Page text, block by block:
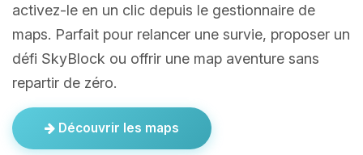
activez-le en un clic depuis le gestionnaire de
maps. Parfait pour relancer une survie, proposer un
défi SkyBlock ou offrir une map aventure sans
repartir de zéro.
Découvrir les maps